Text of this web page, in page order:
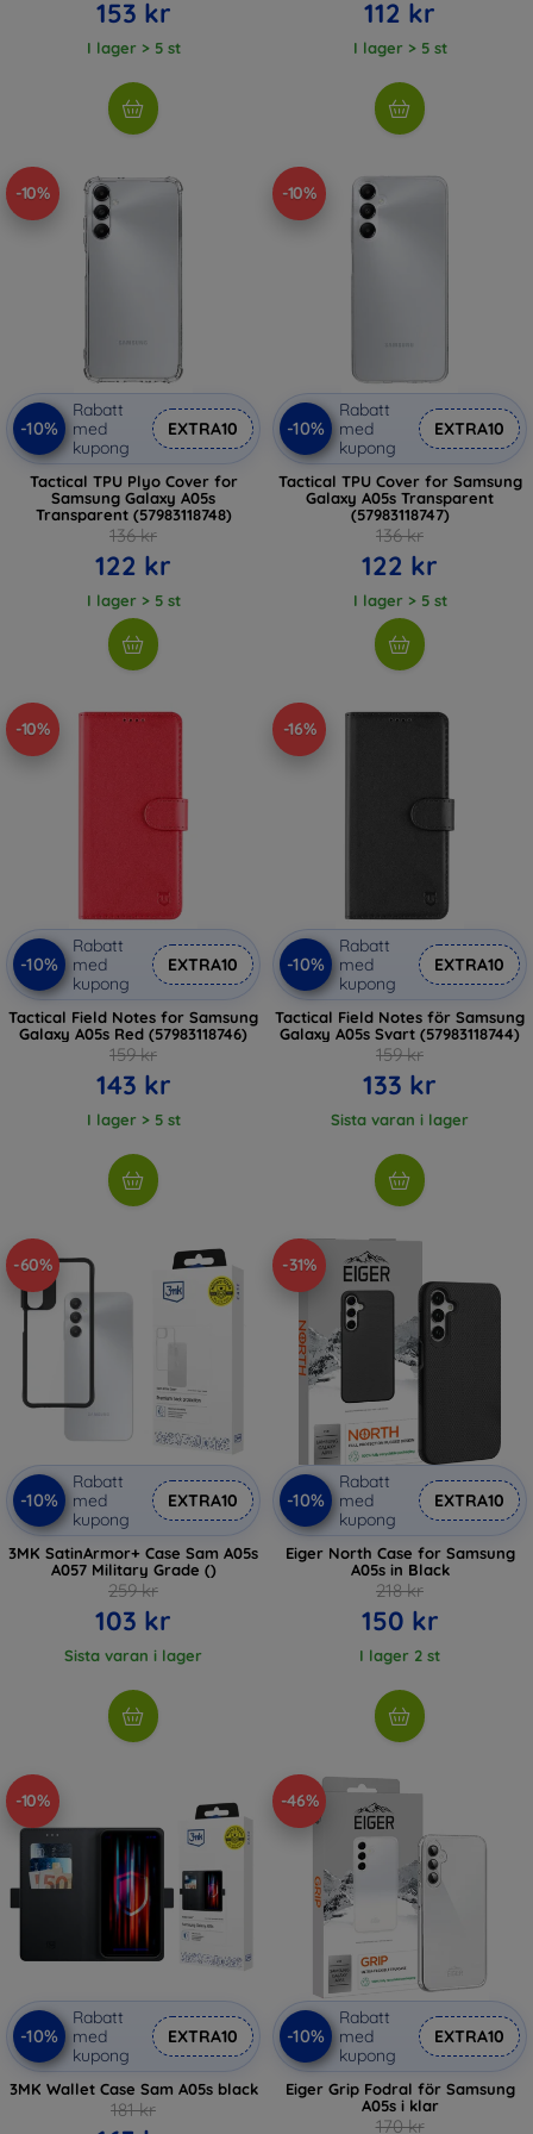
153 kr
I lager > 5 st
112 kr
I lager > 5 st
-10%
-10%
Rabatt
med
kupong
EXTRA10
Tactical TPU Plyo Cover for
Samsung Galaxy A05s
Transparent (57983118748)
136 kr
122 kr
I lager > 5 st
-10%
-10%
Rabatt
med
kupong
EXTRA10
Tactical TPU Cover for Samsung
Galaxy A05s Transparent
(57983118747)
136 kr
122 kr
I lager > 5 st
-10%
-10%
Rabatt
med
kupong
EXTRA10
Tactical Field Notes for Samsung
Galaxy A05s Red (57983118746)
159 kr
143 kr
I lager > 5 st
-16%
-10%
Rabatt
med
kupong
EXTRA10
Tactical Field Notes för Samsung
Galaxy A05s Svart (57983118744)
159 kr
133 kr
Sista varan i lager
-60%
-10%
Rabatt
med
kupong
EXTRA10
3MK SatinArmor+ Case Sam A05s
A057 Military Grade ()
259 kr
103 kr
Sista varan i lager
-31%
-10%
Rabatt
med
kupong
EXTRA10
Eiger North Case for Samsung
A05s in Black
218 kr
150 kr
I lager 2 st
-10%
-10%
Rabatt
med
kupong
EXTRA10
3MK Wallet Case Sam A05s black
181 kr
-46%
-10%
Rabatt
med
kupong
EXTRA10
Eiger Grip Fodral för Samsung
A05s i klar
170 kr